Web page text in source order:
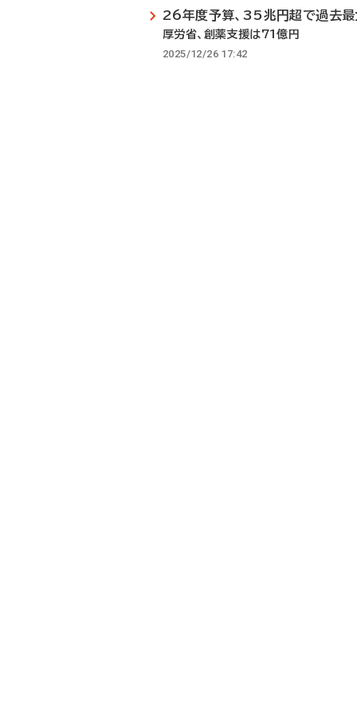
26年度予算、35兆円超で過去最
厚労省、創薬支援は71億円
2025/12/26 17:42